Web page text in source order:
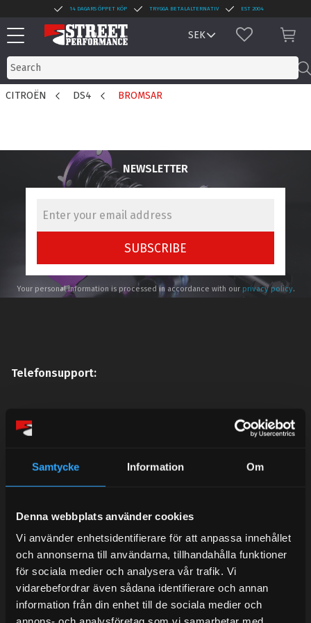
Samtycke Information Om
Denna webbplats använder cookies
Vi använder enhetsidentifierare för att anpassa innehållet
och annonserna till användarna, tillhandahålla funktioner
för sociala medier och analysera vår trafik. Vi
vidarebefordrar även sådana identifierare och annan
information från din enhet till de sociala medier och
Menu
14 DAGARS ÖPPET KÖP TRYGGA BETALALTERNATIV EST 2004
FAVORITES
CITROËN DS4 BROMSAR
NEWSLETTER
SUBSCRIBE
Your personal information is processed in accordance with our privacy policy.
Telefonsupport:
Mån-Tors: 10:30-15:00
Tel: 031- 51 66 60
BLOG